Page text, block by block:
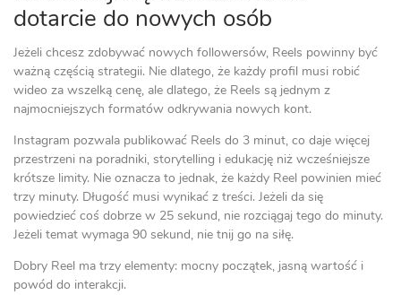
dotarcie do nowych osób
Jeżeli chcesz zdobywać nowych followersów, Reels powinny być
ważną częścią strategii. Nie dlatego, że każdy profil musi robić
wideo za wszelką cenę, ale dlatego, że Reels są jednym z
najmocniejszych formatów odkrywania nowych kont.
Instagram pozwala publikować Reels do 3 minut, co daje więcej
przestrzeni na poradniki, storytelling i edukację niż wcześniejsze
krótsze limity. Nie oznacza to jednak, że każdy Reel powinien mieć
trzy minuty. Długość musi wynikać z treści. Jeżeli da się
powiedzieć coś dobrze w 25 sekund, nie rozciągaj tego do minuty.
Jeżeli temat wymaga 90 sekund, nie tnij go na siłę.
Dobry Reel ma trzy elementy: mocny początek, jasną wartość i
powód do interakcji.